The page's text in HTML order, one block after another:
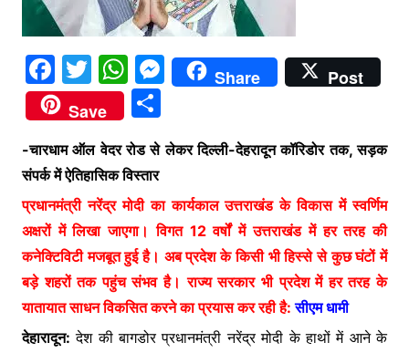
F
a
c
e
b
o
o
k
T
w
itt
er
W
h
at
s
A
p
p
M
e
s
n
g
er
Share
Post
Save
S
h
ar
-चारधाम ऑल वेदर रोड से लेकर दिल्ली-देहरादून कॉरिडोर तक, सड़क
संपर्क में ऐतिहासिक विस्तार
प्रधानमंत्री नरेंद्र मोदी का कार्यकाल उत्तराखंड के विकास में स्वर्णिम
अक्षरों में लिखा जाएगा। विगत 12 वर्षों में उत्तराखंड में हर तरह की
कनेक्टिविटी मजबूत हुई है। अब प्रदेश के किसी भी हिस्से से कुछ घंटों में
बड़े शहरों तक पहुंच संभव है। राज्य सरकार भी प्रदेश में हर तरह के
यातायात साधन विकसित करने का प्रयास कर रही है:सीएम धामी
देहारादून: देश की बागडोर प्रधानमंत्री नरेंद्र मोदी के हाथों में आने के